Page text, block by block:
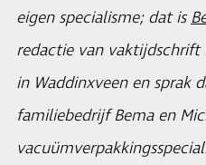
eigen specialisme; dat is
redactie van
in Waddinxveen en sprak
familiebedrijf Bema en